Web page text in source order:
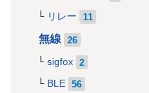
リレー 11
無線 26
sigfox 2
BLE 56